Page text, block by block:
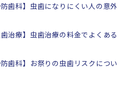
歯科】虫歯になりにくい人の意外
治療】虫歯治療の料金でよくある
歯科】お祭りの虫歯リスクについ